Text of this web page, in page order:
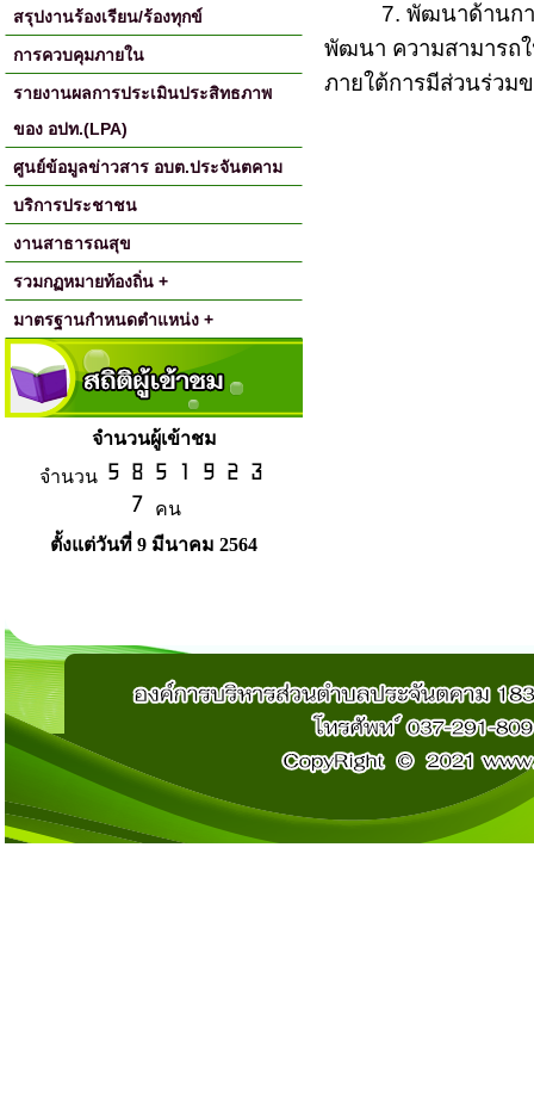
สรุปงานร้องเรียน/ร้องทุกข์
การควบคุมภายใน
รายงานผลการประเมินประสิทธภาพ
ของ อปท.(LPA)
ศูนย์ข้อมูลข่าวสาร อบต.ประจันตคาม
บริการประชาชน
งานสาธารณสุข
รวมกฏหมายท้องถิ่น +
มาตรฐานกำหนดตำแหน่ง +
จำนวนผู้เข้าชม
จำนวน
คน
ตั้งแต่วันที่ 9 มีนาคม 2564
7. พัฒนาด้านกา
พัฒนา ความสามารถ
ภายใต้การมีส่วนร่วม